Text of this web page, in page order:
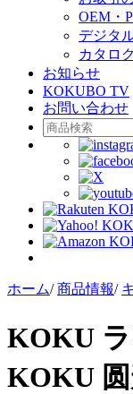
OEM・
デジタ
カタロ
お知らせ
KOKUBO TV
お問い合わせ
ホーム/ 商品情報/
KOKU
KOKU 圆